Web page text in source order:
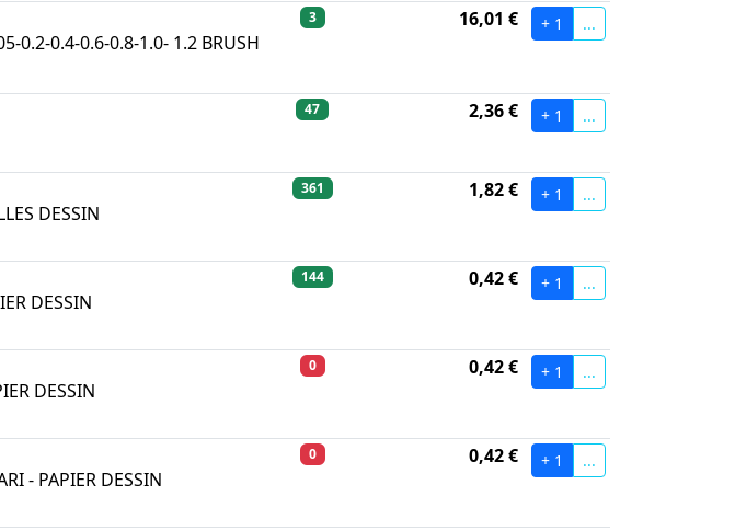
0.2-0.4-0.6-0.8-1.0- 1.2 BRUSH
3 16,01 € + 1 ...
47 2,36 € + 1 ...
DESSIN
361 1,82 € + 1 ...
DESSIN
144 0,42 € + 1 ...
DESSIN
0 0,42 € + 1 ...
- PAPIER DESSIN
0 0,42 € + 1 ...